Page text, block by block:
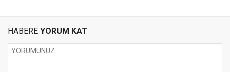
HABERE YORUM KAT